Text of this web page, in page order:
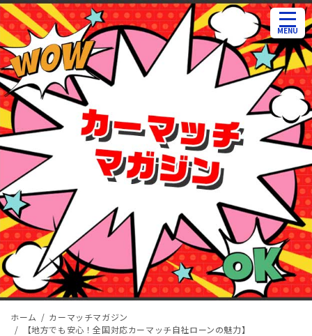
ホーム
カーマッチマガジン
【地方でも安心！全国対応カーマッチ自社ローンの魅力】